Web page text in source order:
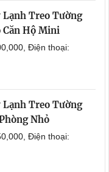
Lạnh Treo Tường
Căn Hộ Mini
Điện thoại:
Lạnh Treo Tường
Nhỏ
Điện thoại: